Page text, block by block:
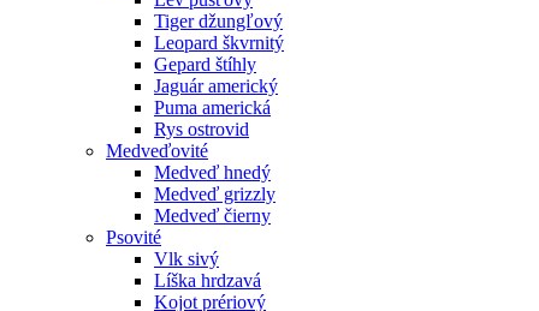
Tiger džungľový
Leopard škvrnitý
Gepard štíhly
Jaguár americký
Puma americká
Rys ostrovid
Medveďovité
Medveď hnedý
Medveď grizzly
Medveď čierny
Psovité
Vlk sivý
Líška hrdzavá
Kojot prériový